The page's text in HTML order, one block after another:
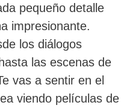
pequeño detalle
impresionante.
los diálogos
las escenas de
vas a sentir en el
viendo películas de